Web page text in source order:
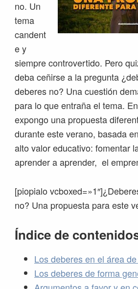
no. Un
tema
candent
e y
siempre controvertido. Pero
deba ceñirse a la pregunta
deberes no? Una cuestión
para lo que entraña el tema.
expongo una propuesta
durante este verano, basada
alto valor educativo: fomentar
aprender a aprender, el
[piopialo
no? Una propuesta para este
Índice de
Los deberes en el área
Los deberes de forma